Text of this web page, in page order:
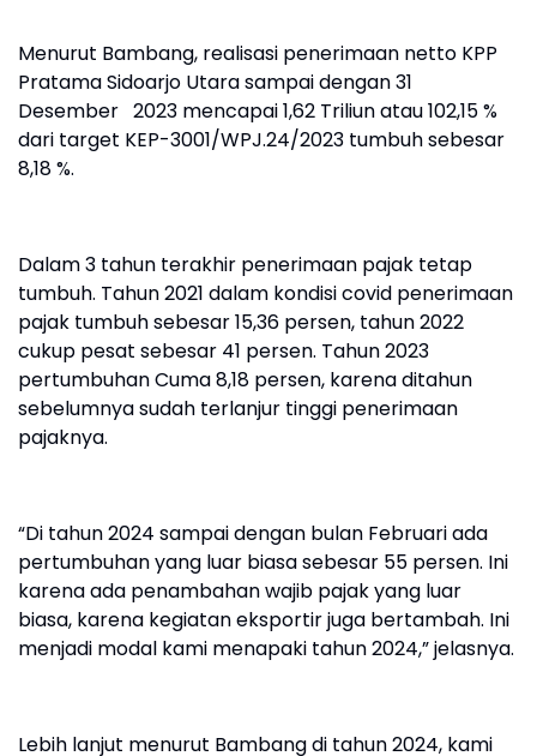
Menurut Bambang, realisasi penerimaan netto KPP
Pratama Sidoarjo Utara sampai dengan 31
Desember 2023 mencapai 1,62 Triliun atau 102,15 %
dari target KEP-3001/WPJ.24/2023 tumbuh sebesar
8,18 %.
Dalam 3 tahun terakhir penerimaan pajak tetap
tumbuh. Tahun 2021 dalam kondisi covid penerimaan
pajak tumbuh sebesar 15,36 persen, tahun 2022
cukup pesat sebesar 41 persen. Tahun 2023
pertumbuhan Cuma 8,18 persen, karena ditahun
sebelumnya sudah terlanjur tinggi penerimaan
pajaknya.
“Di tahun 2024 sampai dengan bulan Februari ada
pertumbuhan yang luar biasa sebesar 55 persen. Ini
karena ada penambahan wajib pajak yang luar
biasa, karena kegiatan eksportir juga bertambah. Ini
menjadi modal kami menapaki tahun 2024,” jelasnya.
Lebih lanjut menurut Bambang di tahun 2024, kami